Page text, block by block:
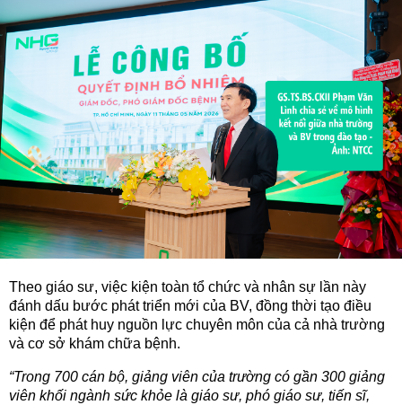
Theo giáo sư, việc kiện toàn tổ chức và nhân sự lần này
đánh dấu bước phát triển mới của BV, đồng thời tạo điều
kiện để phát huy nguồn lực chuyên môn của cả nhà trường
và cơ sở khám chữa bệnh.
“Trong 700 cán bộ, giảng viên của trường có gần 300 giảng
viên khối ngành sức khỏe là giáo sư, phó giáo sư, tiến sĩ,